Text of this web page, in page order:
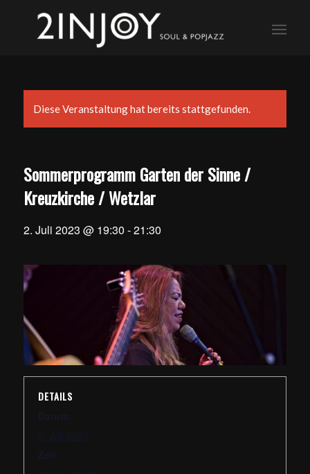
Diese Veranstaltung hat bereits stattgefunden.
Sommerprogramm Garten der Sinne /
Kreuzkirche / Wetzlar
2. Juli 2023 @ 19:30 -21:30
DETAILS